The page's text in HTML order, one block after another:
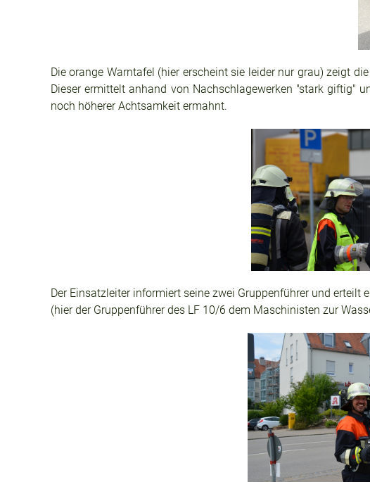
Die orange Warntafel (hier erscheint sie leider nur grau) zeigt
Dieser ermittelt anhand von Nachschlagewerken "stark giftig"
noch höherer Achtsamkeit ermahnt.
Der Einsatzleiter informiert seine zwei Gruppenführer und
(hier der Gruppenführer des LF 10/6 dem Maschinisten zur